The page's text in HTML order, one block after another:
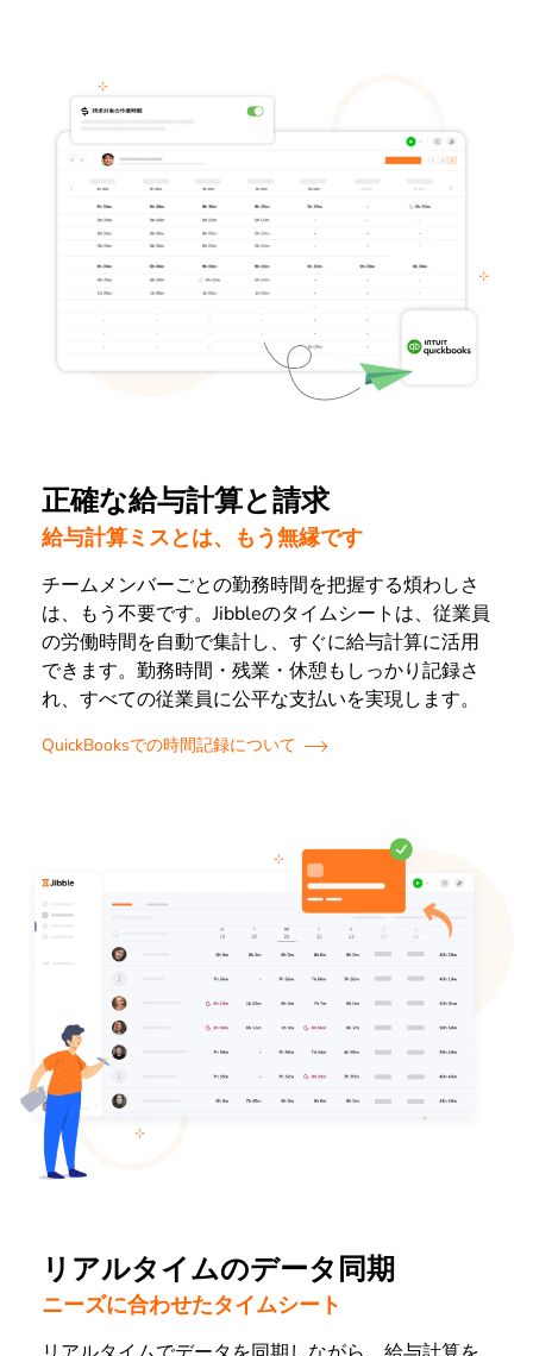
正確な給与計算と請求
給与計算ミスとは、もう無縁です
チームメンバーごとの勤務時間を把握する煩わしさ
は、もう不要です。Jibbleのタイムシートは、従業員
の労働時間を自動で集計し、すぐに給与計算に活用
できます。勤務時間・残業・休憩もしっかり記録さ
れ、すべての従業員に公平な支払いを実現します。
QuickBooksでの時間記録について
リアルタイムのデータ同期
ニーズに合わせたタイムシート